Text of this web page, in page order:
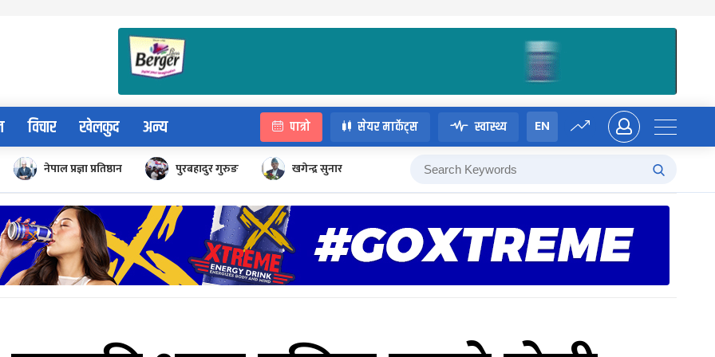
विचार खेलकुद अन्य पात्रो सेयर मार्केट्स स्वास्थ्य EN
नेपाल प्रज्ञा प्रतिष्ठान पुरबहादुर गुरुङ खगेन्द्र सुनार